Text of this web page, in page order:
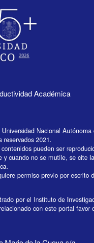
Académica
Nacional
reservados 2021.
pueden ser
y cuando no se mutile, se cite
permiso previo por escrito
por el Instituto de
con este portal favor